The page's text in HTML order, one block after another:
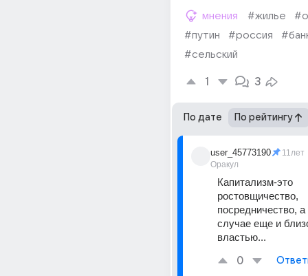
мнения #жилье
#путин
#россия
#сельский
1 3
По дате По рейтингу
user_45773190
Оракул
11лет
Капитализм-это
ростовщичество,
посредничество,
случае еще и
властью...
0